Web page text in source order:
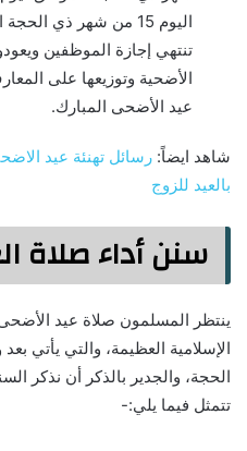
تنتهي إجازة الموظفين
الأضحية وتوزيعها على
عيد الأضحى المبارك.
شاهد ايضاً:
بالعيد للزوج
سنن أداء صلاة
ينتظر المسلمون صلاة عيد
الإسلامية العظيمة، والتي يأتي
الحجة، والجدير بالذكر أن نذكر
تتمثل فيما يلي:-